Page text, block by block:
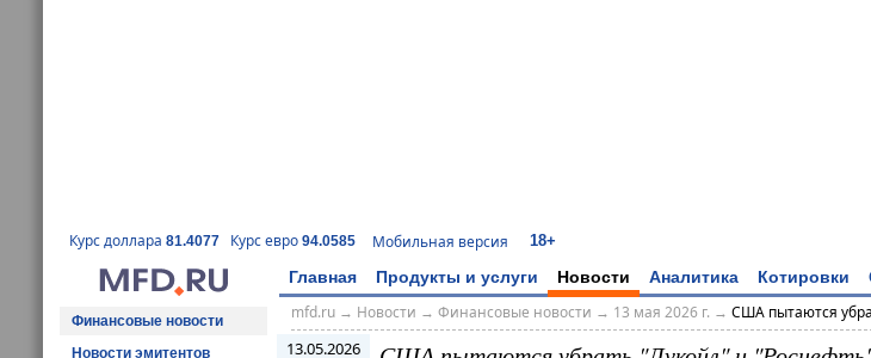
Курс доллара 81.4077 Курс евро 94.0585 Мобильная версия 18+
Главная Продукты и услуги Новости Аналитика Котировки
Финансовые новости
Новости эмитентов
mfd.ru→ Новости → Финансовые новости → 13 мая 2026 г. → США пытаются
13.05.2026